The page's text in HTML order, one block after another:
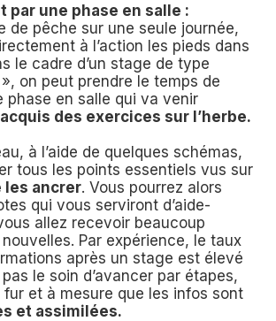
par une phase en salle :
de pêche sur une seule journée,
à l’action les pieds dans
le cadre d’un stage de type
on peut prendre le temps de
phase en salle qui va venir
des exercices sur l’herbe.
à l’aide de quelques schémas,
tous les points essentiels vus sur
les ancrer. Vous pourrez alors
qui vous serviront d’aide-
allez recevoir beaucoup
nouvelles. Par expérience, le taux
après un stage est élevé
le soin d’avancer par étapes,
et à mesure que les infos sont
et assimilées.